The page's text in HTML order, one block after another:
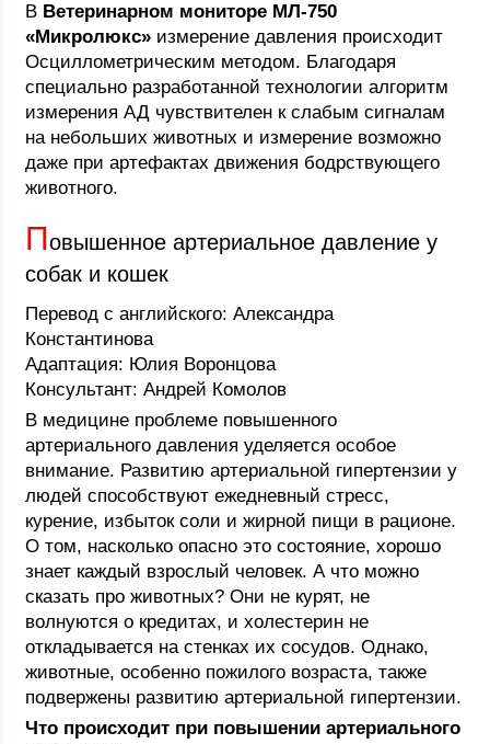
В Ветеринарном мониторе МЛ-750
«Микролюкс» измерение давления происходит
Осциллометрическим методом. Благодаря
специально разработанной технологии алгоритм
измерения АД чувствителен к слабым сигналам
на небольших животных и измерение возможно
даже при артефактах движения бодрствующего
животного.
Повышенное артериальное давление у
собак и кошек
Перевод с английского: Александра
Константинова
Адаптация: Юлия Воронцова
Консультант: Андрей Комолов
В медицине проблеме повышенного
артериального давления уделяется особое
внимание. Развитию артериальной гипертензии у
людей способствуют ежедневный стресс,
курение, избыток соли и жирной пищи в рационе.
О том, насколько опасно это состояние, хорошо
знает каждый взрослый человек. А что можно
сказать про животных? Они не курят, не
волнуются о кредитах, и холестерин не
откладывается на стенках их сосудов. Однако,
животные, особенно пожилого возраста, также
подвержены развитию артериальной гипертензии.
Что происходит при повышении артериального